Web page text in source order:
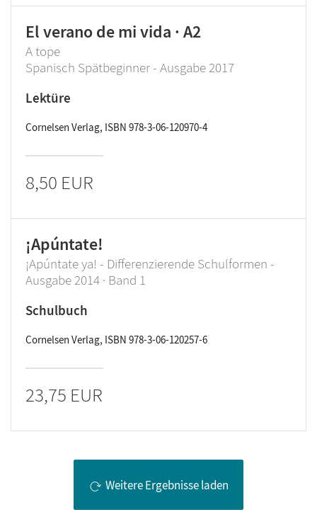
El verano de mi vida · A2
A tope
Spanisch Spätbeginner - Ausgabe 2017
Lektüre
Cornelsen Verlag, ISBN 978-3-06-120970-4
8,50 EUR
¡Apúntate!
¡Apúntate ya! - Differenzierende Schulformen -
Ausgabe 2014 · Band 1
Schulbuch
Cornelsen Verlag, ISBN 978-3-06-120257-6
23,75 EUR
Weitere Ergebnisse laden